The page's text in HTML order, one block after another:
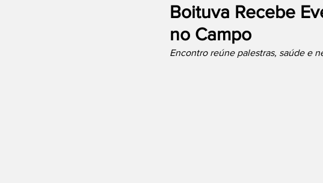
Boituva Recebe
no Campo
Encontro reúne palestras, saúde e